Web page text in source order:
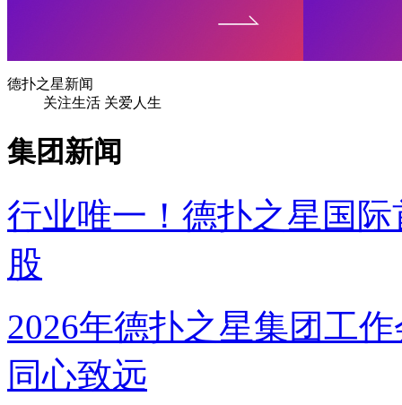
德扑之星新闻
关注生活 关爱人生
集团新闻
行业唯一！德扑之星国
股
2026年德扑之星集团工作
同心致远